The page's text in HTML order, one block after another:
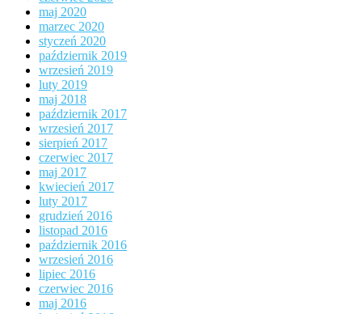
maj 2020
marzec 2020
styczeń 2020
październik 2019
wrzesień 2019
luty 2019
maj 2018
październik 2017
wrzesień 2017
sierpień 2017
czerwiec 2017
maj 2017
kwiecień 2017
luty 2017
grudzień 2016
listopad 2016
październik 2016
wrzesień 2016
lipiec 2016
czerwiec 2016
maj 2016